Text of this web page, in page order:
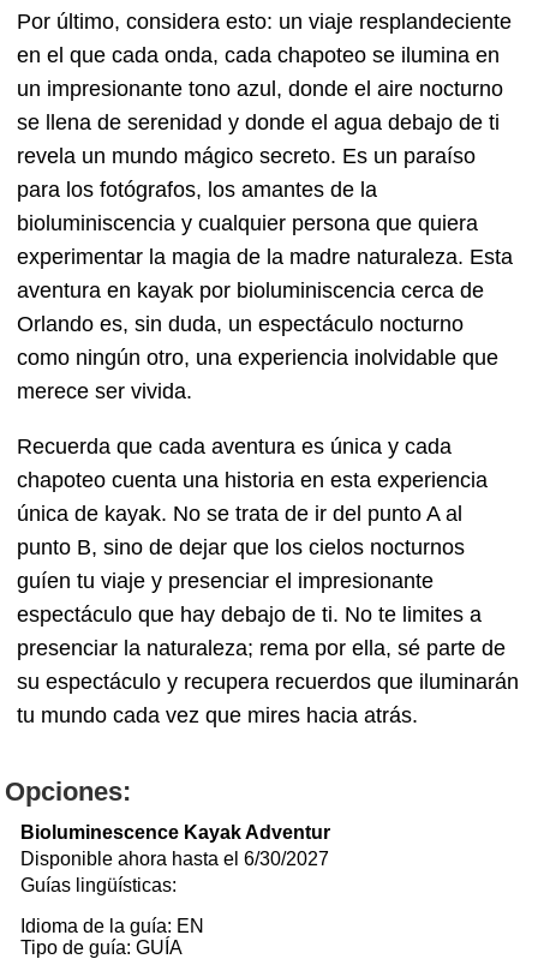
Por último, considera esto: un viaje resplandeciente
en el que cada onda, cada chapoteo se ilumina en
un impresionante tono azul, donde el aire nocturno
se llena de serenidad y donde el agua debajo de ti
revela un mundo mágico secreto. Es un paraíso
para los fotógrafos, los amantes de la
bioluminiscencia y cualquier persona que quiera
experimentar la magia de la madre naturaleza. Esta
aventura en kayak por bioluminiscencia cerca de
Orlando es, sin duda, un espectáculo nocturno
como ningún otro, una experiencia inolvidable que
merece ser vivida.
Recuerda que cada aventura es única y cada
chapoteo cuenta una historia en esta experiencia
única de kayak. No se trata de ir del punto A al
punto B, sino de dejar que los cielos nocturnos
guíen tu viaje y presenciar el impresionante
espectáculo que hay debajo de ti. No te limites a
presenciar la naturaleza; rema por ella, sé parte de
su espectáculo y recupera recuerdos que iluminarán
tu mundo cada vez que mires hacia atrás.
Opciones:
Bioluminescence Kayak Adventur
Disponible ahora hasta el 6/30/2027
Guías lingüísticas:
Idioma de la guía: EN
Tipo de guía: GUÍA